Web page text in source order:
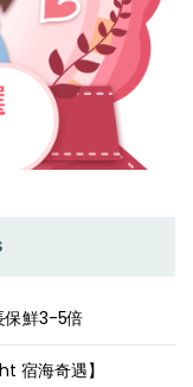
保鮮3-5倍
宿海奇遇】